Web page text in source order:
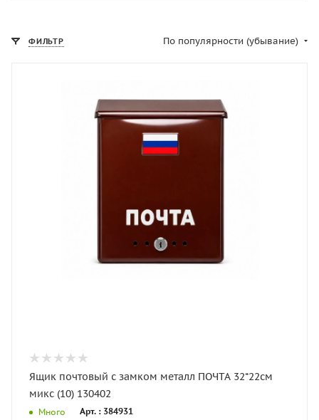
ФИЛЬТР По популярности (убывание)
Ящик почтовый с замком металл ПОЧТА 32*22см
микс (10) 130402
Много Арт. : 384931